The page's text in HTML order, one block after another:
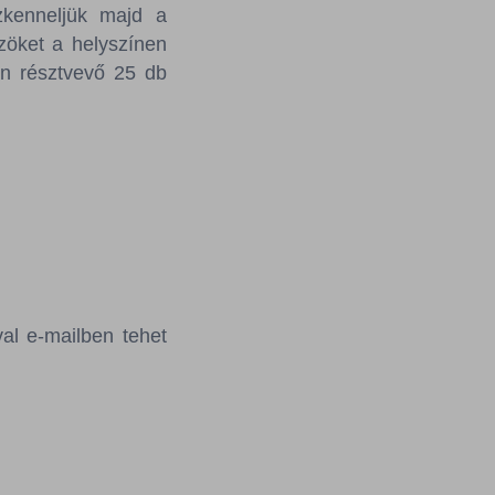
majd a
a helyszínen
résztvevő 25 db
e-mailben tehet